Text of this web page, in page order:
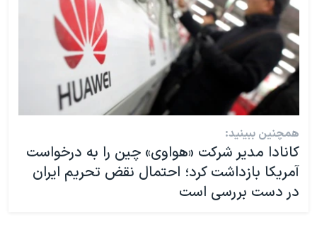
همچنین ببینید:
کانادا مدیر شرکت «هواوی» چین را به درخواست
آمریکا بازداشت کرد؛ احتمال نقض تحریم ایران
در دست بررسی است